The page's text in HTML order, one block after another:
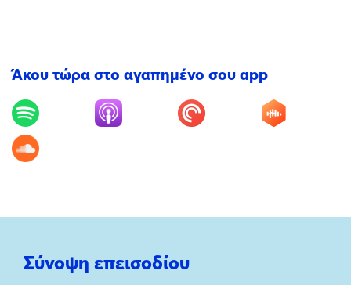
Άκου τώρα στο αγαπημένο σου app
Σύνοψη επεισοδίου